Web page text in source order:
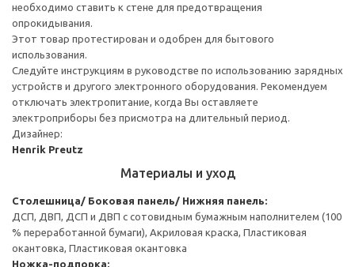
необходимо ставить к стене для предотвращения
опрокидывания.
Этот товар протестирован и одобрен для бытового
использования.
Следуйте инструкциям в руководстве по использованию зарядных
устройств и другого электронного оборудования. Рекомендуем
отключать электропитание, когда Вы оставляете
электроприборы без присмотра на длительный период.
Дизайнер:
Henrik Preutz
Материалы и уход
Столешница/ Боковая панель/ Нижняя панель:
ДСП, ДВП, ДСП и ДВП с сотовидным бумажным наполнителем (100
% переработанной бумаги), Акриловая краска, Пластиковая
окантовка, Пластиковая окантовка
Ножка-подпорка: